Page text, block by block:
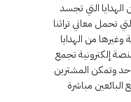
التي تجسد
تحمل معاني تراثنا
وغيرها من الهدايا
إلكترونية تجمع
وتمكن المشترين
مباشرة